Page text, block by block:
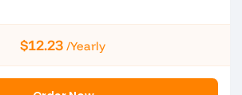
$12.23 /Yearly